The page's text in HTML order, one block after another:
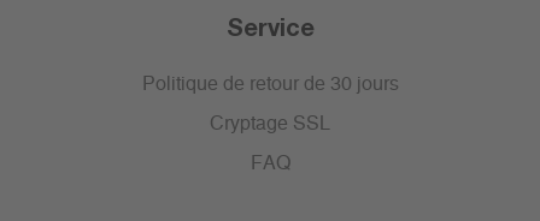
Service
Politique de retour de 30 jours
Cryptage SSL
FAQ